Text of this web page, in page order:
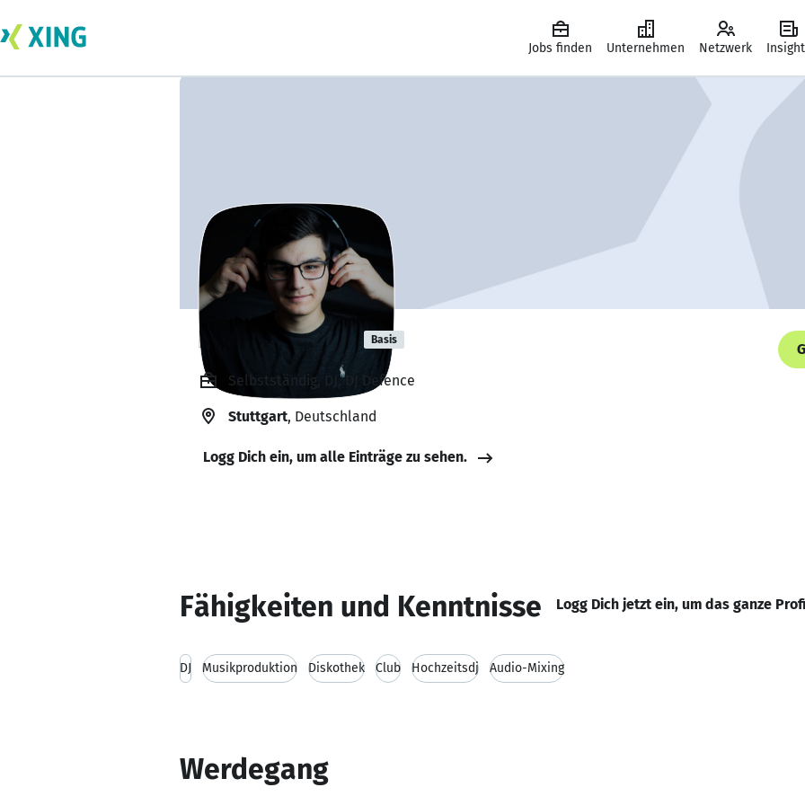
Jobs finden Unternehmen Netzwerk
Eren Acikgoez Basis
Selbstständig, DJ, DJ Defence
Stuttgart, Deutschland
Logg Dich ein, um alle Einträge zu sehen.
Fähigkeiten und Kenntnisse Logg Dich jetzt ein, um das ganze
DJ Musikproduktion Diskothek Club Hochzeitsdj Audio-Mixing
Werdegang